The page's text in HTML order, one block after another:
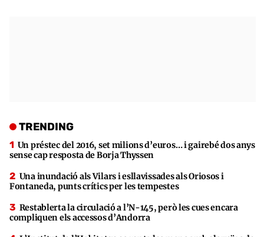
TRENDING
Un préstec del 2016, set milions d’euros… i gairebé dos anys
sense cap resposta de Borja Thyssen
Una inundació als Vilars i esllavissades als Oriosos i
Fontaneda, punts crítics per les tempestes
Restablerta la circulació a l’N-145, però les cues encara
compliquen els accessos d’Andorra